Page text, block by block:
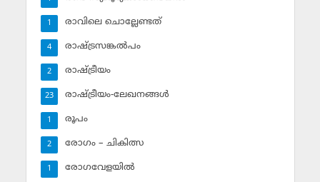
രാവിലെ ചൊല്ലേണ്ടത്
1
രാഷ്ട്രസങ്കല്‍പം
4
രാഷ്ട്രീയം
2
രാഷ്ട്രീയം-ലേഖനങ്ങള്‍
23
രൂപം
1
രോഗം – ചികിത്സ
2
രോഗവേളയില്‍
1